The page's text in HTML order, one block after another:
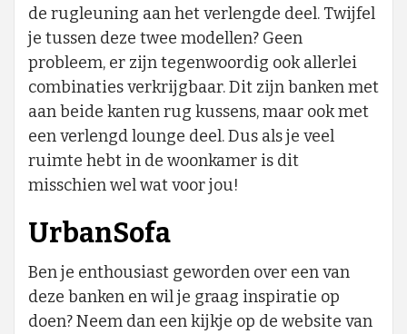
de rugleuning aan het verlengde deel. Twijfel
je tussen deze twee modellen? Geen
probleem, er zijn tegenwoordig ook allerlei
combinaties verkrijgbaar. Dit zijn banken met
aan beide kanten rug kussens, maar ook met
een verlengd lounge deel. Dus als je veel
ruimte hebt in de woonkamer is dit
misschien wel wat voor jou!
UrbanSofa
Ben je enthousiast geworden over een van
deze banken en wil je graag inspiratie op
doen? Neem dan een kijkje op de website van